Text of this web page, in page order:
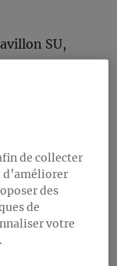
SU,
nombre!
de collecter
des
de
votre